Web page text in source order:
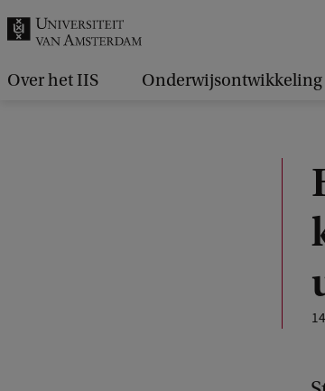
Over het IIS Onderwijsontwikkeling